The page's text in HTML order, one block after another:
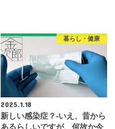
暮らし・健康
2025.1.18
新しい感染症？-いえ、昔から
あるらしいですが、何故か今